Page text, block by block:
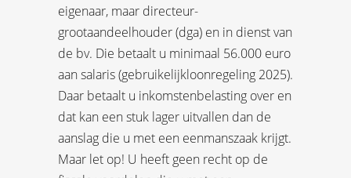
eigenaar, maar directeur-
grootaandeelhouder (dga) en in dienst van
de bv. Die betaalt u minimaal 56.000 euro
aan salaris (gebruikelijkloonregeling 2025).
Daar betaalt u inkomstenbelasting over en
dat kan een stuk lager uitvallen dan de
aanslag die u met een eenmanszaak krijgt.
Maar let op! U heeft geen recht op de